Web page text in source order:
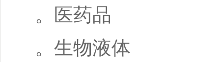
。医药品
。生物液体